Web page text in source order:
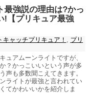
最強説の理由は?かっ
!【プリキュア最強
キャッチプリキュア！
プリ
ュアムーンライトですが、
？かっこいいという声が多
声も多数聞こえてきます。
ライトが最強と言われてい
てかわいいかを紹介しま